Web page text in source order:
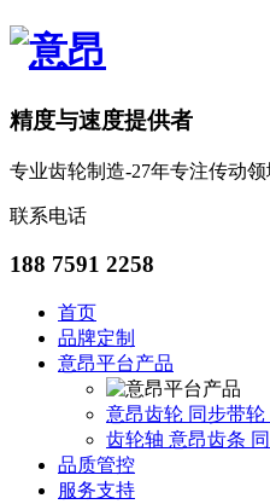
精度与速度提供者
专业齿轮制造-27年专注传动
联系电话
188 7591 2258
首页
品牌定制
意昂平台产品
意昂齿轮 同步带轮
齿轮轴 意昂齿条
品质管控
服务支持